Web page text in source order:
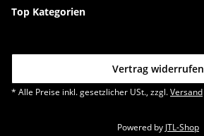
Top Kategorien
Vertrag widerrufen
* Alle Preise inkl. gesetzlicher USt., zzgl.Versand
Powered by JTL-Shop